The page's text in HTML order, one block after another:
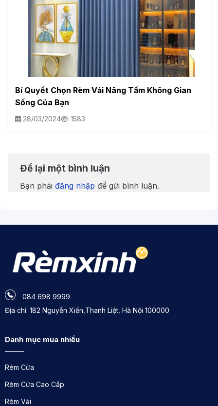
Bí Quyết Chọn Rèm Vải Nâng Tầm Không Gian
Sống Của Bạn
28/03/2024 1583
Để lại một bình luận
Bạn phải đăng nhập để gửi bình luận.
084 698 9999
Địa chỉ: 182 Nguyễn Xiển,Thanh Liệt, Hà Nội 100000
Danh mục mua nhiều
Rèm Cửa
Rèm Cửa Cao Cấp
Rèm Vải